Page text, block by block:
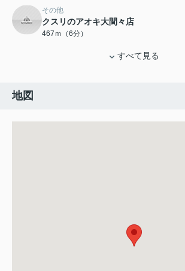
その他
クスリのアオキ大間々店
467ｍ（6分）
すべて見る
地図